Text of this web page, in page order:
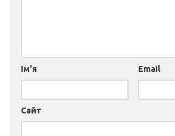
Ім'я Email
Сайт